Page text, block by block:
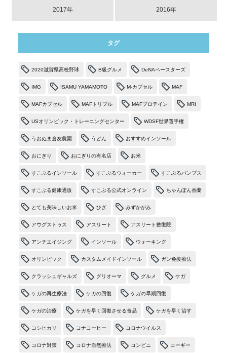
2017年 2016年
タグ
2020滋賀県高校野球 B級グルメ DeNAベースターズ
IMG ISAMU YAMAMOTO M-カプセル MAF
MAFカプセル MAFトリプル MAFプロテイン MRI
USオリンピック・トレーニングセンター WDSF世界選手権
うおぬま倉友農園 うどん おすすめインソール
おにぎり おにぎりの有名店 お米
すこぶるインソール すこぶるウォーカー すこぶるパンプス
すこぶる健康通販 すこぶる公式オンライン ちゃんぽん香蘭
とても美味しいお米 ひざ みずかがみ
アウグストゥス アスリート アスリート整復院
アンチエイジング インソール ウォーキング
オリンピック カスタムメイドインソール ガン免疫療法
クラッシュギャルズ グリオーマ グルメ ケガ
ケガの再生療法 ケガの回復 ケガの早期回復
ケガの治療 ケガを早く回復させる食品 ケガを早く治す
コシヒカリ コナコーヒー コロナウイルス
コロナ対策 コロナ自然療法 コンビニ コーギー